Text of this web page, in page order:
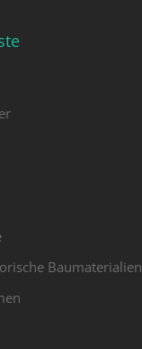
Baumaterialien